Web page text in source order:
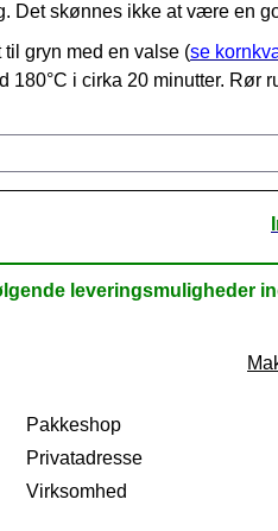
Det skønnes ikke at være en
gryn med en valse (se
180°C i cirka 20 minutter.
leveringsmuligheder
Pakkeshop
Privatadresse
Virksomhed